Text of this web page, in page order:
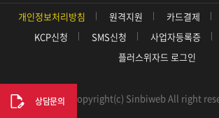
상담문의
개인정보처리방침 원격지원 카드결제
KCP신청
SMS신청 사업자등록증
플러스위자드 로그인
Copyright(c) Sinbiweb All right